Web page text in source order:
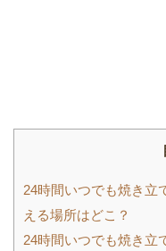
24時間いつでも焼き立
える場所はどこ？
24時間いつでも焼き立